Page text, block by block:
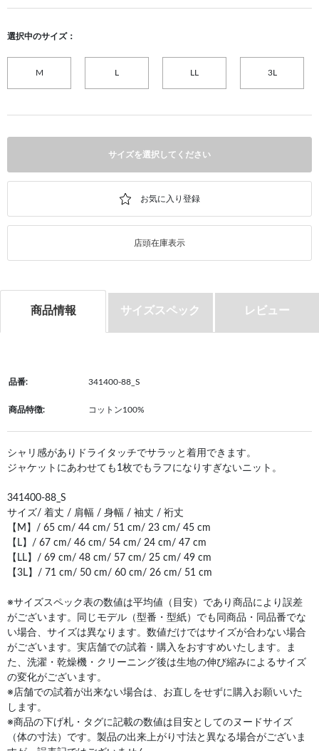
選択中のサイズ：
M 3L
サイズを選択してください
店頭在庫表示
商品情報 サイズスペック レビュー
品番: 341400-88_S
商品特徴: コットン100%
シャリ感がありドライタッチでサラッと着用できます。
ジャケットにあわせても1枚でもラフになりすぎないニット。
341400-88_S
サイズ/ 着丈 / 肩幅 / 身幅 / 袖丈 / 裄丈
【M】/ 65 cm/ 44 cm/ 51 cm/ 23 cm/ 45 cm
【L】/ 67 cm/ 46 cm/ 54 cm/ 24 cm/ 47 cm
【LL】/ 69 cm/ 48 cm/ 57 cm/ 25 cm/ 49 cm
【3L】/ 71 cm/ 50 cm/ 60 cm/ 26 cm/ 51 cm
※サイズスペック表の数値は平均値（目安）であり商品により誤差
がございます。同じモデル（型番・型紙）でも同商品・同品番でな
い場合、サイズは異なります。数値だけではサイズが合わない場合
がございます。実店舗での試着・購入をおすすめいたします。ま
た、洗濯・乾燥機・クリーニング後は生地の伸び縮みによるサイズ
の変化がございます。
※店舗での試着が出来ない場合は、お直しをせずに購入お願いいた
します。
※商品の下げ札・タグに記載の数値は目安としてのヌードサイズ
（体の寸法）です。製品の出来上がり寸法と異なる場合がございま